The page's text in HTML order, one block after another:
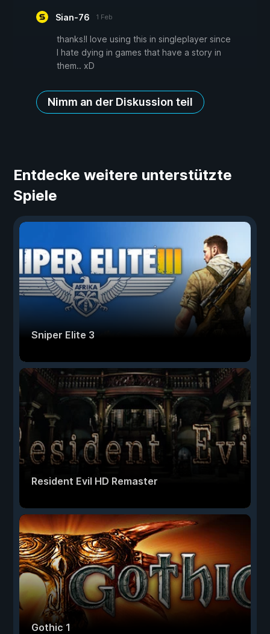
Sian-76 1 Feb
thanks!I love using this in singleplayer since
I hate dying in games that have a story in
them.. xD
Nimm an der Diskussion teil
Entdecke weitere unterstützte
Spiele
Sniper Elite 3
Resident Evil HD Remaster
Gothic 1